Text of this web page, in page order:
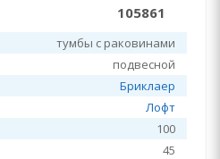
105861
тумбы с раковинами
подвесной
Бриклаер
Лофт
100
45